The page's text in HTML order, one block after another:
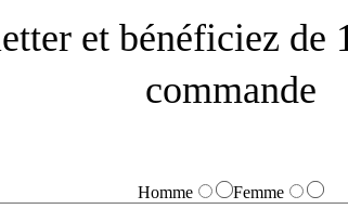
et bénéficiez
commande
Homme Femme